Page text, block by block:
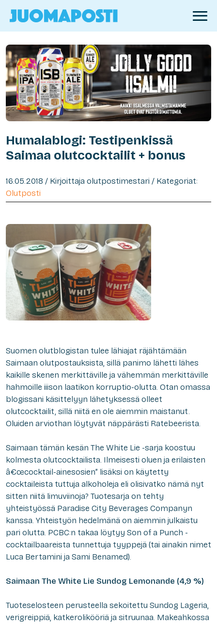
Humalablogi: Testipenkissä
Saimaa olutcocktailit + bonus
16.05.2018 / Kirjoittaja olutpostimestari / Kategoriat:
Olutposti
Suomen olutblogistan tulee lähiajat räjähtämään
Saimaan olutpostauksista, sillä panimo lähetti lähes
kaikille skenen merkittäville ja vähemmän merkittäville
hahmoille iiison laatikon korruptio-olutta. Otan omassa
blogissani käsittelyyn lähetyksessä olleet
olutcocktailit, sillä niitä en ole aiemmin maistanut.
Oluiden arviothan löytyvät näppärästi Ratebeerista.
Saimaan tämän kesän The White Lie -sarja koostuu
kolmesta olutcocktailista. Ilmeisesti oluen ja erilaisten
â€œcocktail-ainesosien” lisäksi on käytetty
cocktaileista tuttuja alkoholeja eli olisivatko nämä nyt
sitten niitä limuviinoja? Tuotesarja on tehty
yhteistyössä Paradise City Beverages Companyn
kanssa. Yhteistyön hedelmänä on aiemmin julkaistu
pari olutta. PCBC:n takaa löytyy Son of a Punch -
cocktailbaareista tunnettuja tyyppejä (tai ainakin nimet
Luca Bertamini ja Sami Benamed).
Saimaan The White Lie Sundog Lemonande (4,9 %)
Tuoteselosteen perusteella sekoitettu Sundog Lageria,
verigreippiä, katkerolikööriä ja sitruunaa. Makeahkossa